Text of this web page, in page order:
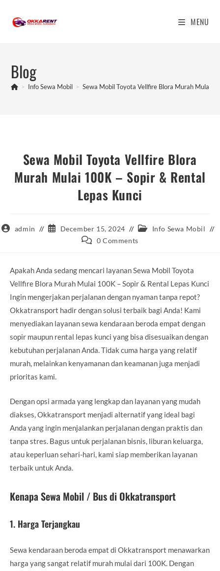
content
MENU
Blog
> Info Sewa Mobil > Sewa Mobil Toyota Vellfire Blora Murah Mulai
Sewa Mobil Toyota Vellfire Blora
Murah Mulai 100K – Sopir & Rental
Lepas Kunci
Postadmin
Post
published:
December 15, 2024
Post Info Sewa Mobil
Post 0 Comments
Apakah Anda sedang mencari layanan Sewa Mobil Toyota
Vellfire Blora Murah Mulai 100K – Sopir & Rental Lepas Kunci
Ingin mengerjakan perjalanan dengan nyaman tanpa repot?
Okkatransport hadir dengan solusi terbaik bagi Anda! Kami
menyediakan layanan sewa kendaraan beroda empat dengan
sopir maupun rental lepas kunci yang bisa disesuaikan dengan
kebutuhan perjalanan Anda. Tidak cuma harga yang relatif
murah, melainkan kenyamanan dan keamanan juga menjadi
prioritas kami.
Dengan opsi armada yang lengkap dan layanan yang mudah
diakses, Okkatransport menjadi alternatif yang ideal bagi
Anda yang ingin menjalankan perjalanan dengan praktis dan
tanpa stres. Bagus untuk perjalanan bisnis, liburan keluarga,
atau keperluan sehari-hari, kami siap memberikan layanan
terbaik untuk Anda.
Kenapa Sewa Mobil / Bus di Okkatransport
1. Harga Terjangkau
Sewa kendaraan beroda empat di Okkatransport menawarkan
harga yang sangat relatif murah mulai dari 100K. Dengan